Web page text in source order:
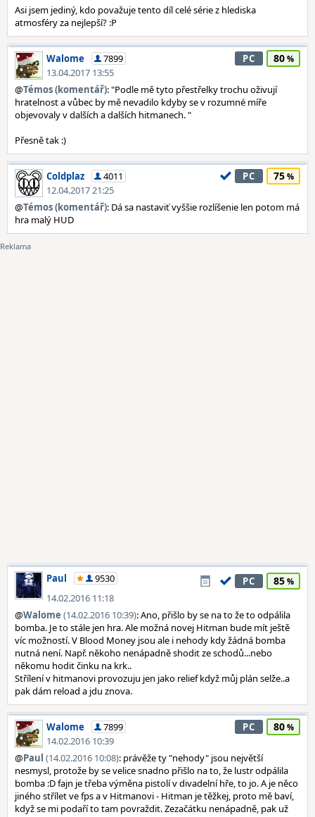
Asi jsem jediný, kdo považuje tento díl celé série z hlediska
atmosféry za nejlepší? :P
Walome
7899
13.04.2017 13:55
PC 80
@Témos (komentář): "Podle mě tyto přestřelky trochu oživují
hratelnost a vůbec by mě nevadilo kdyby se v rozumné míře
objevovaly v dalších a dalších hitmanech. "
Přesně tak :)
Coldplaz
4011
12.04.2017 21:25
PC 75
@Témos (komentář): Dá sa nastaviť vyššie rozlíšenie len potom má
hra malý HUD
Paul
9530
14.02.2016 11:18
PC 85
@Walome (14.02.2016 10:39): Ano, přišlo by se na to že to odpálila
bomba. Je to stále jen hra. Ale možná novej Hitman bude mít ještě
víc možností. V Blood Money jsou ale i nehody kdy žádná bomba
nutná není. Např. někoho nenápadně shodit ze schodů...nebo
někomu hodit činku na krk..
Střílení v hitmanovi provozuju jen jako relief když můj plán selže..a
pak dám reload a jdu znova.
Walome
7899
14.02.2016 10:39
PC 80
@Paul (14.02.2016 10:08): právěže ty "nehody" jsou největší
nesmysl, protože by se velice snadno přišlo na to, že lustr odpálila
bomba :D fajn je třeba výměna pistolí v divadelní hře, to jo. A je něco
jiného střílet ve fps a v Hitmanovi - Hitman je těžkej, proto mě baví,
když se mi podaří to tam povraždit. Zezačátku nenápadně, pak už